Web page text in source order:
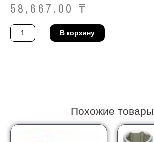
58,667.00 ₸
Количество
товара
Струбцина
В корзину
Похожие товары